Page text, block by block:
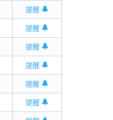
提醒
提醒
提醒
提醒
提醒
提醒